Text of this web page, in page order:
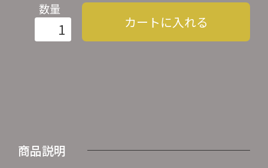
数量
カートに入れる
商品説明